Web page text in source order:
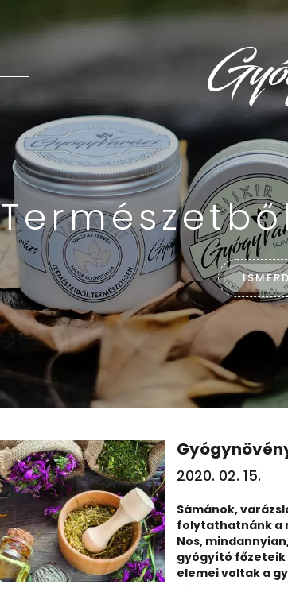
2020. 02. 15.
Sámánok,
folytathatnánk a
Nos,
gyógyító
elemei voltak a